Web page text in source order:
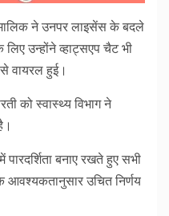
ने उनपर लाइसेंस के बदले
उन्होंने व्हाट्सएप चैट भी
वायरल हुई।
को स्वास्थ्य विभाग ने
पारदर्शिता बनाए रखते हुए सभी
उचित निर्णय